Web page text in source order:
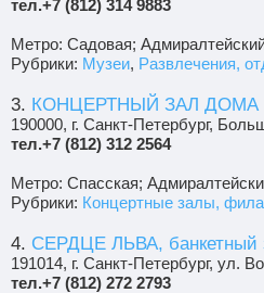
тел.+7 (812) 314 9883
Метро: Садовая;
Рубрики: Музеи, Развлечения,
3. КОНЦЕРТНЫЙ ЗАЛ
190000, г. Санкт-Петербург,
тел.+7 (812) 312 2564
Метро: Спасская;
Рубрики: Концертные залы,
4. СЕРДЦЕ ЛЬВА, банкетный
191014, г. Санкт-Петербург, ул.
тел.+7 (812) 272 2793